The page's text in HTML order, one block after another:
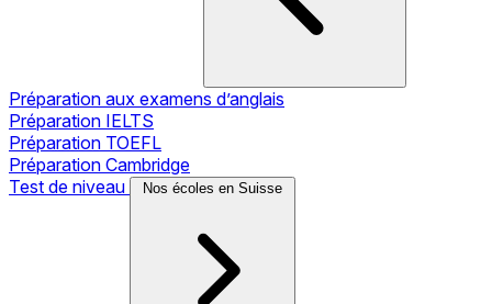
Préparation aux examens d’anglais
Préparation IELTS
Préparation TOEFL
Préparation Cambridge
Test de niveau
Nos écoles en Suisse